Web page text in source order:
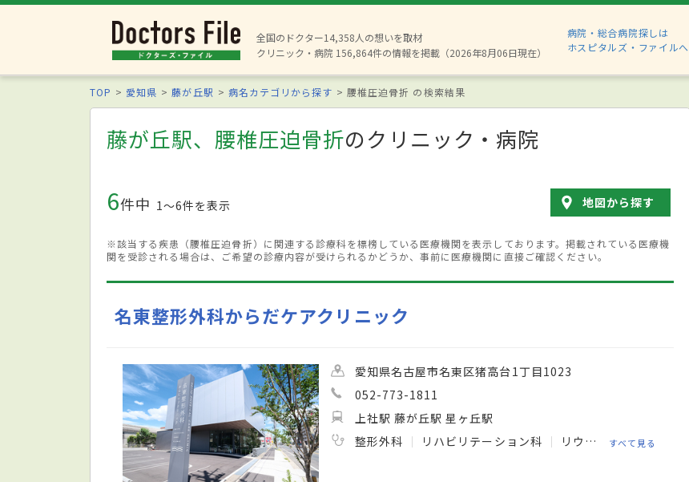
全国のドクター14,358人の想いを取材
クリニック・病院 156,864件の情報を掲載（2026年8月06日現在）
病院・総合病院探しは
ホスピタルズ・ファイルへ
TOP 愛知県 藤が丘駅 病名カテゴリから探す 腰椎圧迫骨折 の検索結果
藤が丘駅、腰椎圧迫骨折のクリニック・病院
6件中 1〜6件を表示 地図から探す
※該当する疾患（腰椎圧迫骨折）に関連する診療科を標榜している医療機関を表示しております。掲載されている医療機
関を受診される場合は、ご希望の診療内容が受けられるかどうか、事前に医療機関に直接ご確認ください。
名東整形外科からだケアクリニック
愛知県名古屋市名東区猪高台1丁目1023
052-773-1811
上社駅 藤が丘駅 星ヶ丘駅
整形外科
リハビリテーション科 リウマチ科 すべて見る